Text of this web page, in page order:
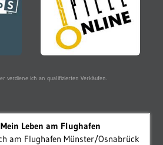
verdiene ich an qualifizierten Verkäufen.
Leben am Flughafen
am Flughafen Münster/Osnabrück